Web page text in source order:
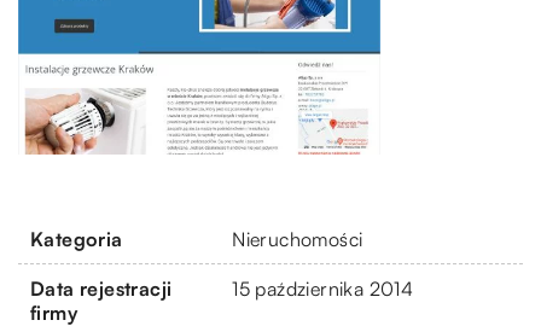
Kategoria Nieruchomości
Data rejestracji
firmy
15 października 2014